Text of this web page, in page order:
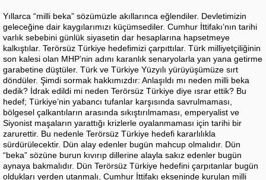
Yıllarca “milli beka” sözümüzle akıllarınca eğlendiler. Devletimizin
geleceğine dair kaygılarımızı küçümsediler. Cumhur İttifakı’nın tarihi
varlık sebebini günlük siyasetin dar hesaplarına hapsetmeye
kalkıştılar. Terörsüz Türkiye hedefimizi çarpıttılar. Türk milliyetçiliğinin
son kalesi olan MHP’nin adını karanlık senaryolarla yan yana getirme
garabetine düştüler. Türk ve Türkiye Yüzyılı yürüyüşümüze sırt
döndüler. Şimdi sormak hakkımızdır: Anlaşıldı mı neden milli beka
dedik? İdrak edildi mi neden Terörsüz Türkiye diye ısrar ettik? Bu
hedef; Türkiye’nin yabancı tufanlar karşısında savrulmaması,
bölgesel çalkantıların arasında sıkıştırılmaması, emperyalist ve
Siyonist maşaların yarattığı krizlerle oyalanmaması için tarihi bir
zarurettir. Bu nedenle Terörsüz Türkiye hedefi kararlılıkla
sürdürülecektir. Dün alay edenler bugün mahcup olmalıdır. Dün
“beka” sözüne burun kıvırıp dillerine alayla sakız edenler bugün
aynaya bakmalıdır. Dün Terörsüz Türkiye hedefini çarpıtanlar bugün
oldukları yerden utanmalı, Cumhur İttifakı ekseninde kurulan milli